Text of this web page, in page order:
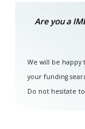
Are you a
We will be happy
your funding
Do not hesitate to